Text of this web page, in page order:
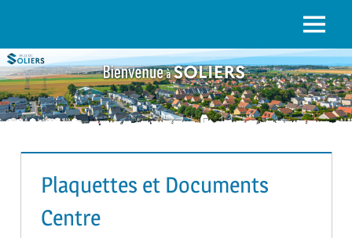
Menu
Plaquettes et Documents
Centre